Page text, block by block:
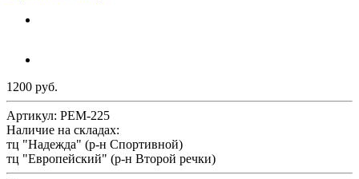
1200 руб.
Артикул: РЕМ-225
Наличие на складах:
тц "Надежда" (р-н Спортивной)
тц "Европейский" (р-н Второй речки)